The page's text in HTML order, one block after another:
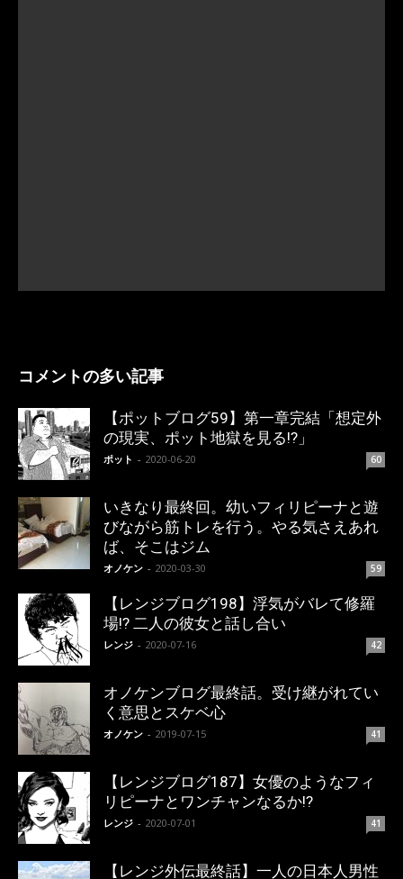
コメントの多い記事
【ポットブログ59】第一章完結「想定外
の現実、ポット地獄を見る!?」
ポット - 2020-06-20 60
いきなり最終回。幼いフィリピーナと遊
びながら筋トレを行う。やる気さえあれ
ば、そこはジム
オノケン - 2020-03-30 59
【レンジブログ198】浮気がバレて修羅
場!? 二人の彼女と話し合い
レンジ - 2020-07-16 42
オノケンブログ最終話。受け継がれてい
く意思とスケベ心
オノケン - 2019-07-15 41
【レンジブログ187】女優のようなフィ
リピーナとワンチャンなるか!?
レンジ - 2020-07-01 41
【レンジ外伝最終話】一人の日本人男性